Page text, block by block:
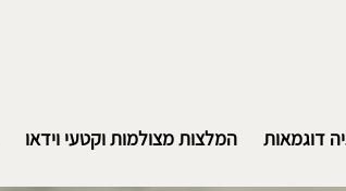
דוגמאות המלצות מצולמות וקטעי וידאו